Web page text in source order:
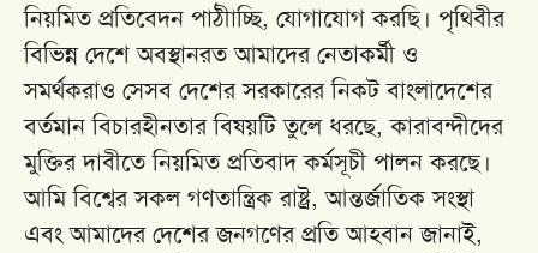
নিয়মিত প্রতিবেদন পাঠীাচ্ছি, যোগাযোগ করছি। পৃথিবীর
বিভিন্ন দেশে অবস্থানরত আমাদের নেতাকর্মী ও
সমর্থকরাও সেসব দেশের সরকারের নিকট বাংলাদেশের
বর্তমান বিচারহীনতার বিষয়টি তুলে ধরছে, কারাবন্দীদের
মুক্তির দাবীতে নিয়মিত প্রতিবাদ কর্মসূচী পালন করছে।
আমি বিশ্বের সকল গণতান্ত্রিক রাষ্ট্র, আন্তর্জাতিক সংস্থা
এবং আমাদের দেশের জনগণের প্রতি আহবান জানাই,